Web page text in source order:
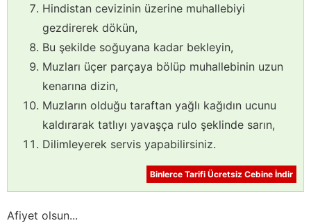
Hindistan cevizinin üzerine muhallebiyi
gezdirerek dökün,
Bu şekilde soğuyana kadar bekleyin,
Muzları üçer parçaya bölüp muhallebinin uzun
kenarına dizin,
Muzların olduğu taraftan yağlı kağıdın ucunu
kaldırarak tatlıyı yavaşça rulo şeklinde sarın,
Dilimleyerek servis yapabilirsiniz.
Binlerce Tarifi Ücretsiz Cebine İndir
Afiyet olsun...